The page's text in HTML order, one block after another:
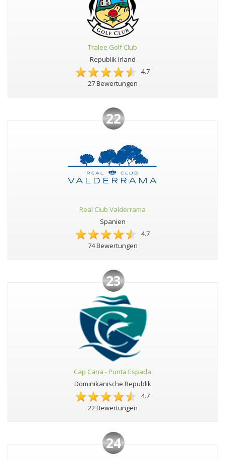
Tralee Golf Club
Republik Irland
4.7
27 Bewertungen
22
Real Club Valderrama
Spanien
4.7
74 Bewertungen
23
Cap Cana - Punta Espada
Dominikanische Republik
4.7
22 Bewertungen
24